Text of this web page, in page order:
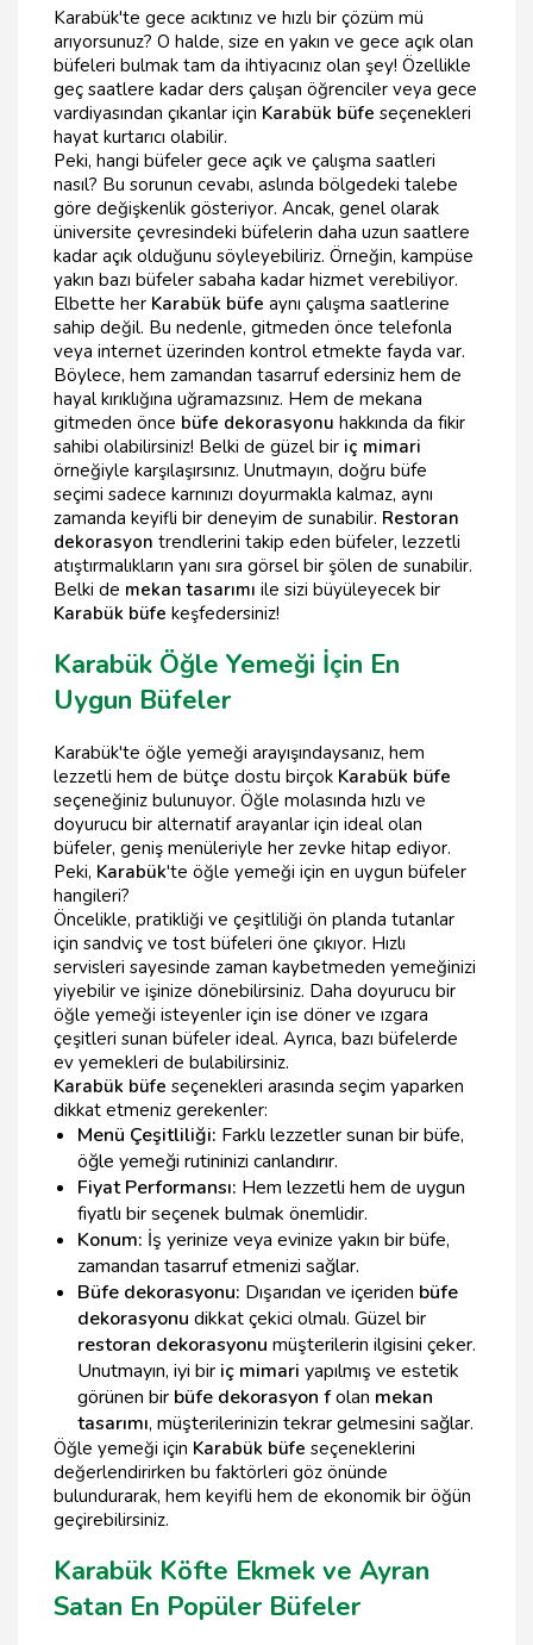
Karabük'te gece acıktınız ve hızlı bir çözüm mü
arıyorsunuz? O halde, size en yakın ve gece açık olan
büfeleri bulmak tam da ihtiyacınız olan şey! Özellikle
geç saatlere kadar ders çalışan öğrenciler veya gece
vardiyasından çıkanlar için Karabük büfe seçenekleri
hayat kurtarıcı olabilir.
Peki, hangi büfeler gece açık ve çalışma saatleri
nasıl? Bu sorunun cevabı, aslında bölgedeki talebe
göre değişkenlik gösteriyor. Ancak, genel olarak
üniversite çevresindeki büfelerin daha uzun saatlere
kadar açık olduğunu söyleyebiliriz. Örneğin, kampüse
yakın bazı büfeler sabaha kadar hizmet verebiliyor.
Elbette her Karabük büfe aynı çalışma saatlerine
sahip değil. Bu nedenle, gitmeden önce telefonla
veya internet üzerinden kontrol etmekte fayda var.
Böylece, hem zamandan tasarruf edersiniz hem de
hayal kırıklığına uğramazsınız. Hem de mekana
gitmeden önce büfe dekorasyonu hakkında da fikir
sahibi olabilirsiniz! Belki de güzel bir iç mimari
örneğiyle karşılaşırsınız. Unutmayın, doğru büfe
seçimi sadece karnınızı doyurmakla kalmaz, aynı
zamanda keyifli bir deneyim de sunabilir. Restoran
dekorasyon trendlerini takip eden büfeler, lezzetli
atıştırmalıkların yanı sıra görsel bir şölen de sunabilir.
Belki de mekan tasarımı ile sizi büyüleyecek bir
Karabük büfe keşfedersiniz!
Karabük Öğle Yemeği İçin En
Uygun Büfeler
Karabük'te öğle yemeği arayışındaysanız, hem
lezzetli hem de bütçe dostu birçok Karabük büfe
seçeneğiniz bulunuyor. Öğle molasında hızlı ve
doyurucu bir alternatif arayanlar için ideal olan
büfeler, geniş menüleriyle her zevke hitap ediyor.
Peki, Karabük'te öğle yemeği için en uygun büfeler
hangileri?
Öncelikle, pratikliği ve çeşitliliği ön planda tutanlar
için sandviç ve tost büfeleri öne çıkıyor. Hızlı
servisleri sayesinde zaman kaybetmeden yemeğinizi
yiyebilir ve işinize dönebilirsiniz. Daha doyurucu bir
öğle yemeği isteyenler için ise döner ve ızgara
çeşitleri sunan büfeler ideal. Ayrıca, bazı büfelerde
ev yemekleri de bulabilirsiniz.
Karabük büfe seçenekleri arasında seçim yaparken
dikkat etmeniz gerekenler:
Menü Çeşitliliği: Farklı lezzetler sunan bir büfe,
öğle yemeği rutininizi canlandırır.
Fiyat Performansı: Hem lezzetli hem de uygun
fiyatlı bir seçenek bulmak önemlidir.
Konum: İş yerinize veya evinize yakın bir büfe,
zamandan tasarruf etmenizi sağlar.
Büfe dekorasyonu: Dışarıdan ve içeriden büfe
dekorasyonu dikkat çekici olmalı. Güzel bir
restoran dekorasyonu müşterilerin ilgisini çeker.
Unutmayın, iyi bir iç mimari yapılmış ve estetik
görünen bir büfe dekorasyon folan mekan
tasarımı, müşterilerinizin tekrar gelmesini sağlar.
Öğle yemeği için Karabük büfe seçeneklerini
değerlendirirken bu faktörleri göz önünde
bulundurarak, hem keyifli hem de ekonomik bir öğün
geçirebilirsiniz.
Karabük Köfte Ekmek ve Ayran
Satan En Popüler Büfeler